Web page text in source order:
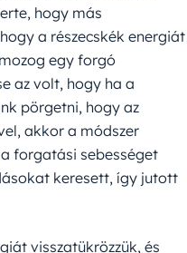
hogy más
a részecskék energiát
egy forgó
az volt, hogy ha a
pörgetni, hogy az
akkor a módszer
forgatási sebességet
keresett, így jutott
visszatükrözzük, és